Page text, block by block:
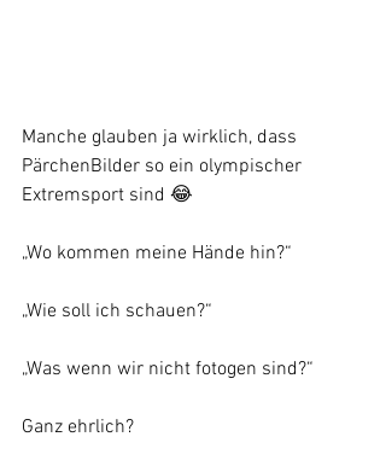
Manche glauben ja wirklich, dass
PärchenBilder so ein olympischer
Extremsport sind 😂
„Wo kommen meine Hände hin?“
„Wie soll ich schauen?“
„Was wenn wir nicht fotogen sind?“
Ganz ehrlich?